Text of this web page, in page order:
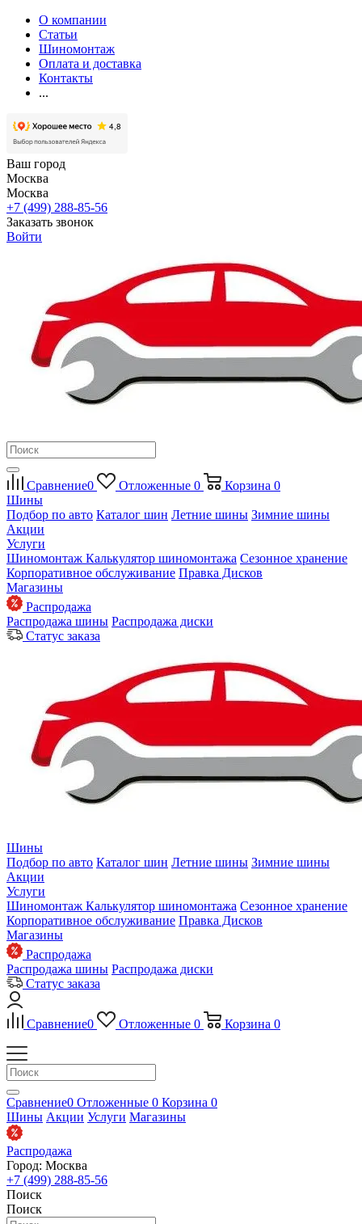
О компании
Статьи
Шиномонтаж
Оплата и доставка
Контакты
...
Ваш город
Москва
Москва
+7 (499) 288-85-56
Заказать звонок
Войти
Сравнение0 Отложенные 0 Корзина 0
Шины
Подбор по авто Каталог шин Летние шины Зимние шины
Акции
Услуги
Шиномонтаж Калькулятор шиномонтажа Сезонное хранение
Корпоративное обслуживание Правка Дисков
Магазины
Распродажа
Распродажа шины Распродажа диски
Статус заказа
Шины
Подбор по авто Каталог шин Летние шины Зимние шины
Акции
Услуги
Шиномонтаж Калькулятор шиномонтажа Сезонное хранение
Корпоративное обслуживание Правка Дисков
Магазины
Распродажа
Распродажа шины Распродажа диски
Статус заказа
Сравнение0 Отложенные 0 Корзина 0
Сравнение0 Отложенные 0 Корзина 0
Шины Акции Услуги Магазины
Распродажа
Город: Москва
+7 (499) 288-85-56
Поиск
Поиск